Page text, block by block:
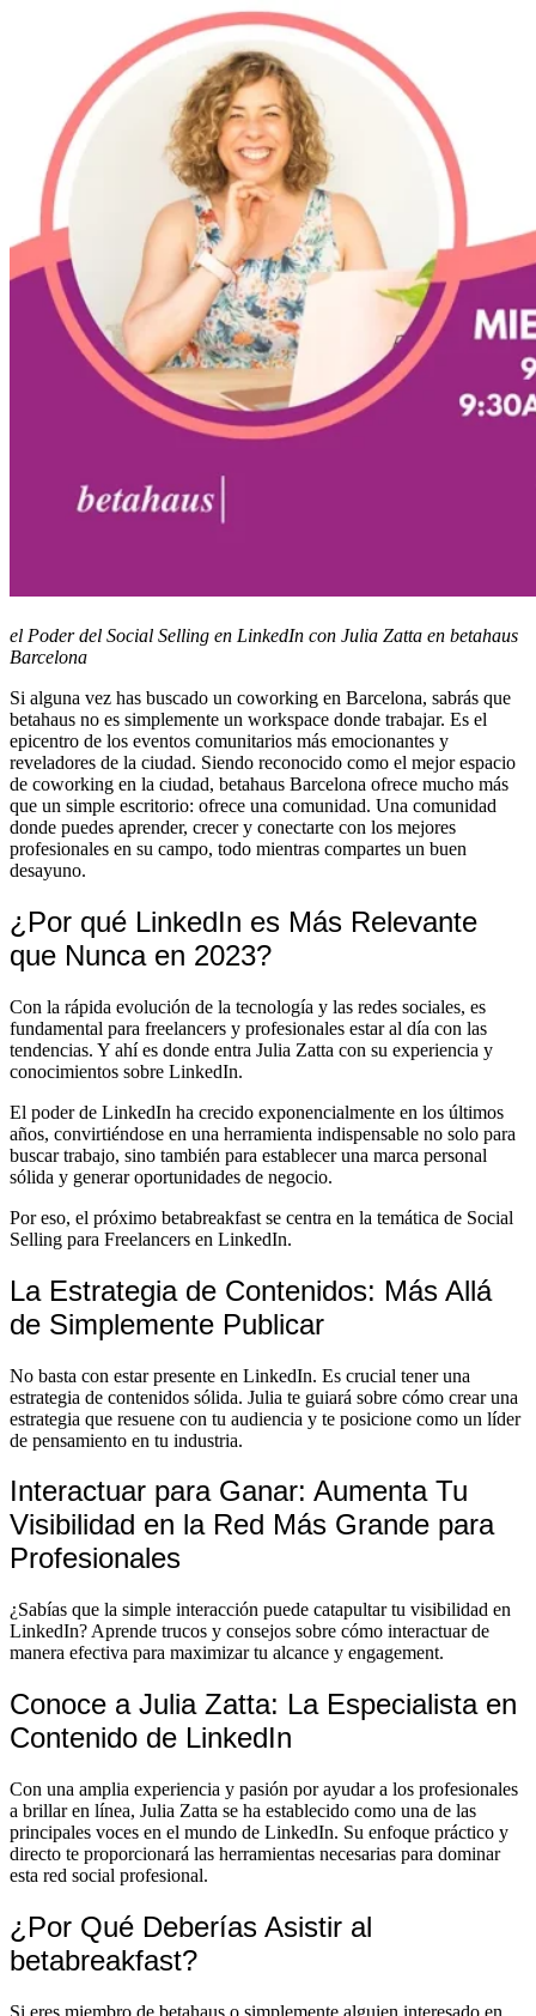
el Poder del Social Selling en LinkedIn con Julia Zatta en betahaus
Barcelona
Si alguna vez has buscado un coworking en Barcelona, sabrás que
betahaus no es simplemente un workspace donde trabajar. Es el
epicentro de los eventos comunitarios más emocionantes y
reveladores de la ciudad. Siendo reconocido como el mejor espacio
de coworking en la ciudad, betahaus Barcelona ofrece mucho más
que un simple escritorio: ofrece una comunidad. Una comunidad
donde puedes aprender, crecer y conectarte con los mejores
profesionales en su campo, todo mientras compartes un buen
desayuno.
¿Por qué LinkedIn es Más Relevante
que Nunca en 2023?
Con la rápida evolución de la tecnología y las redes sociales, es
fundamental para freelancers y profesionales estar al día con las
tendencias. Y ahí es donde entra Julia Zatta con su experiencia y
conocimientos sobre LinkedIn.
El poder de LinkedIn ha crecido exponencialmente en los últimos
años, convirtiéndose en una herramienta indispensable no solo para
buscar trabajo, sino también para establecer una marca personal
sólida y generar oportunidades de negocio.
Por eso, el próximo betabreakfast se centra en la temática de Social
Selling para Freelancers en LinkedIn.
La Estrategia de Contenidos: Más Allá
de Simplemente Publicar
No basta con estar presente en LinkedIn. Es crucial tener una
estrategia de contenidos sólida. Julia te guiará sobre cómo crear una
estrategia que resuene con tu audiencia y te posicione como un líder
de pensamiento en tu industria.
Interactuar para Ganar: Aumenta Tu
Visibilidad en la Red Más Grande para
Profesionales
¿Sabías que la simple interacción puede catapultar tu visibilidad en
LinkedIn? Aprende trucos y consejos sobre cómo interactuar de
manera efectiva para maximizar tu alcance y engagement.
Conoce a Julia Zatta: La Especialista en
Contenido de LinkedIn
Con una amplia experiencia y pasión por ayudar a los profesionales
a brillar en línea, Julia Zatta se ha establecido como una de las
principales voces en el mundo de LinkedIn. Su enfoque práctico y
directo te proporcionará las herramientas necesarias para dominar
esta red social profesional.
¿Por Qué Deberías Asistir al
betabreakfast?
Si eres miembro de betahaus o simplemente alguien interesado en